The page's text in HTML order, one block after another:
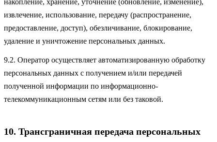
накопление, хранение, уточнение (обновление, изменение),
извлечение, использование, передачу (распространение,
предоставление, доступ), обезличивание, блокирование,
удаление и уничтожение персональных данных.
9.2. Оператор осуществляет автоматизированную обработку
персональных данных с получением и/или передачей
полученной информации по информационно-
телекоммуникационным сетям или без таковой.
10. Трансграничная передача персональных